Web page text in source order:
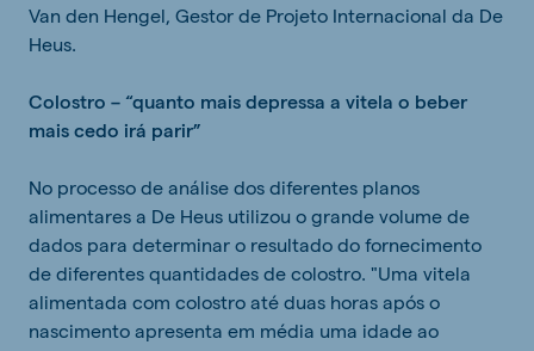
Van den Hengel, Gestor de Projeto Internacional da De
Heus.
Colostro – “quanto mais depressa a vitela o beber
mais cedo irá parir”
No processo de análise dos diferentes planos
alimentares a De Heus utilizou o grande volume de
dados para determinar o resultado do fornecimento
de diferentes quantidades de colostro. "Uma vitela
alimentada com colostro até duas horas após o
nascimento apresenta em média uma idade ao